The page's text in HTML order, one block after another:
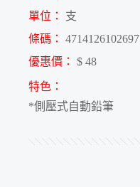
單位：
支
條碼： 4714126102697
優惠價： $ 48
特色：
*側壓式自動鉛筆